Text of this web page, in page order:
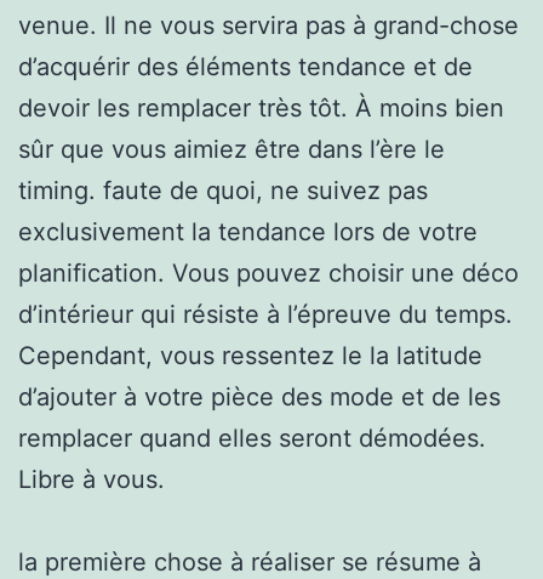
venue. Il ne vous servira pas à grand-chose
d’acquérir des éléments tendance et de
devoir les remplacer très tôt. À moins bien
sûr que vous aimiez être dans l’ère le
timing. faute de quoi, ne suivez pas
exclusivement la tendance lors de votre
planification. Vous pouvez choisir une déco
d’intérieur qui résiste à l’épreuve du temps.
Cependant, vous ressentez le la latitude
d’ajouter à votre pièce des mode et de les
remplacer quand elles seront démodées.
Libre à vous.
la première chose à réaliser se résume à